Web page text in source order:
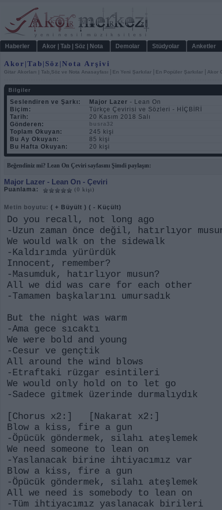
Haberler Akor | Tab | Söz | Nota Demolar Stüdyolar Anketler
Akor|Tab|Söz|Nota Arşivi
Gitar Akorları | Tab,Söz ve Nota Anasayfası En Yeni Şarkılar En Popüler Şarkılar Akor
Bilgiler
Seslendiren ve Şarkı: Major Lazer - Lean On
Biçim:
Türkçe Çevirisi ve Sözleri - HİÇBİRİ
Tarih:
20 Kasım 2018 Salı
Gönderen:
busra32
Toplam Okuyan:
245 kişi
Bu Ay Okuyan:
85 kişi
Bu Hafta Okuyan:
20 kişi
Beğendiniz mi? Lean On Çeviri sayfasını Şimdi paylaşın:
Major Lazer - Lean On - Çeviri
Puanlama: (0 kişi)
Metin boyutu: ( + Büyült ) ( - Küçült)
Do you recall, not long ago
-Uzun zaman önce değil, hatırlıyor
We would walk on the sidewalk
-Kaldırımda yürürdük
Innocent, remember?
-Masumduk, hatırlıyor musun?
All we did was care for each other
-Tamamen başkalarını umursadık
But the night was warm
-Ama gece sıcaktı
We were bold and young
-Cesur ve gençtik
All around the wind blows
-Etraftaki rüzgar esintileri
We would only hold on to let go
-Sadece gitmek üzerinde durmalıydık
[Chorus x2:] [Nakarat x2:]
Blow a kiss, fire a gun
-Öpücük göndermek, silahı ateşlemek
We need someone to lean on
-Yaslanacak birine ihtiyacımız var
Blow a kiss, fire a gun
-Öpücük göndermek, silahı ateşlemek
All we need is somebody to lean on
-Tüm ihtiyacımız yaslanacak birileri